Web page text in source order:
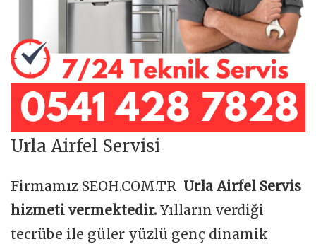
Urla Airfel Servisi
Firmamız SEOH.COM.TR Urla Airfel Servis
hizmeti vermektedir. Yılların verdiği
tecrübe ile güler yüzlü genç dinamik